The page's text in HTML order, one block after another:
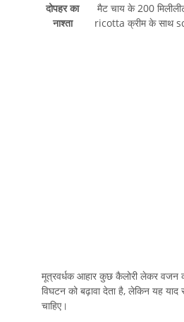
दोपहर का
नाश्ता
मैट चाय के 200
ricotta क्रीम के साथ
मूत्रवर्धक आहार कुछ कैलोरी लेकर वजन
विघटन को बढ़ावा देता है, लेकिन यह
चाहिए।